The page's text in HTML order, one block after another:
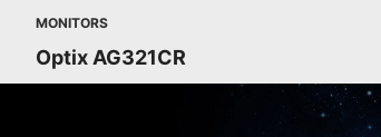
MONITORS
Optix AG321CR